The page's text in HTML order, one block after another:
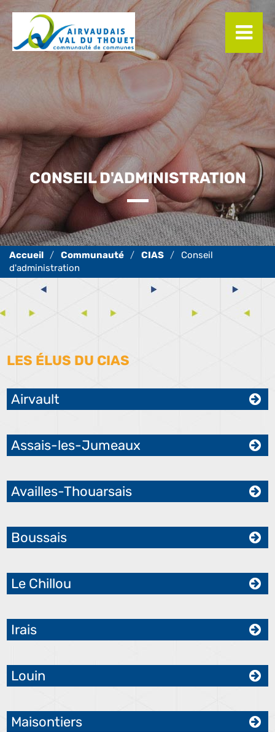
Communauté CIAS
Conseil
d'administration
CONSEIL D'ADMINISTRATION
LES ÉLUS DU CIAS
Airvault
Assais-les-Jumeaux
Availles-Thouarsais
Boussais
Le Chillou
Irais
Louin
Maisontiers
Panneau de gestion des cookies